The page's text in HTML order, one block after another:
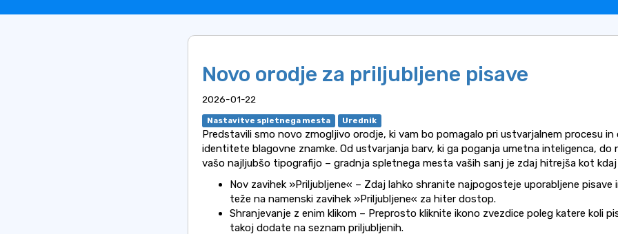
Novo orodje za priljubljene pisave
2026-01-22
Nastavitve spletnega mesta Urednik
Predstavili smo novo zmogljivo orodje, ki vam bo pomagalo pri ustvarjalnem procesu
identitete blagovne znamke. Od ustvarjanja barv, ki ga poganja umetna inteligenca, do
vašo najljubšo tipografijo – gradnja spletnega mesta vaših sanj je zdaj hitrejša kot kdaj
Nov zavihek »Priljubljene« – Zdaj lahko shranite najpogosteje uporabljene pisave
teže na namenski zavihek »Priljubljene« za hiter dostop.
Shranjevanje z enim klikom – Preprosto kliknite ikono zvezdice poleg katere koli
takoj dodate na seznam priljubljenih.